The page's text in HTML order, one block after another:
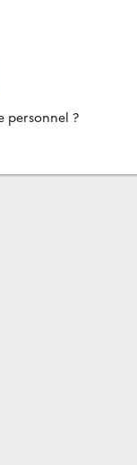
personnel ?